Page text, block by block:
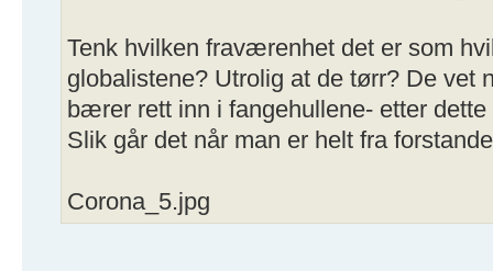
Tenk hvilken fraværenhet det er som
globalistene? Utrolig at de tørr? De vet
bærer rett inn i fangehullene- etter
Slik går det når man er helt fra
Corona_5.jpg